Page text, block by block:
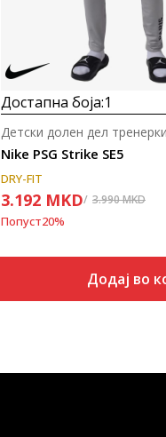
Достапна боја:1
Nike PSG Strike SE5
Детски долен дел тренерки
DRY-FIT
3.192 MKD 3.990MKD
Попуст20%
Додај во